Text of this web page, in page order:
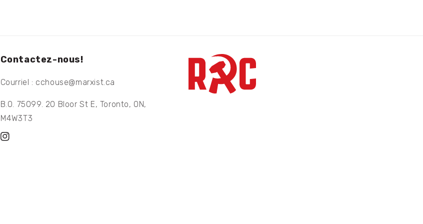
Contactez-nous!
Courriel : cchouse@marxist.ca
B.O. 75099. 20 Bloor St E, Toronto, ON,
M4W3T3
Instagram